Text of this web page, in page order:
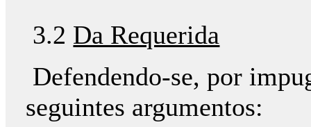
3.2 Da Requerida
Defendendo-se, por
seguintes argumentos: